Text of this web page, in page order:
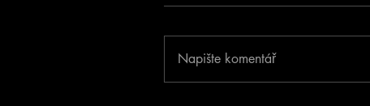
Napište komentář